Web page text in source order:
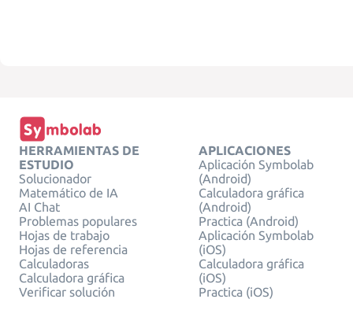
HERRAMIENTAS DE
ESTUDIO
Solucionador
Matemático de IA
AI Chat
Problemas populares
Hojas de trabajo
Hojas de referencia
Calculadoras
Calculadora gráfica
Verificar solución
APLICACIONES
Aplicación Symbolab
(Android)
Calculadora gráfica
(Android)
Practica (Android)
Aplicación Symbolab
(iOS)
Calculadora gráfica
(iOS)
Practica (iOS)